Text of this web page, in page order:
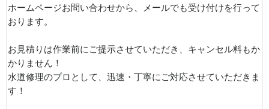
ホームページお問い合わせから、メールでも受け付けを行って
おります。
お見積りは作業前にご提示させていただき、キャンセル料もか
かりません！
水道修理のプロとして、迅速・丁寧にご対応させていただきま
す！